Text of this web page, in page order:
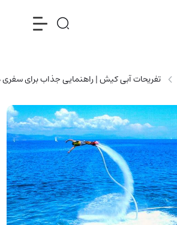
تفریحات آبی کیش | راهنمایی جذاب برای سفری